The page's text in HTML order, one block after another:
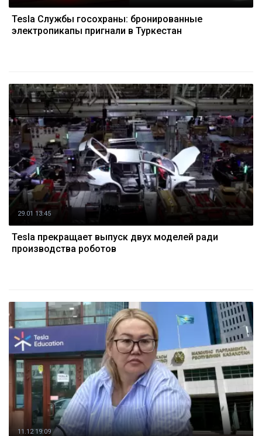
Tesla Службы госохраны: бронированные
электропикапы пригнали в Туркестан
29.01 13:45
Tesla прекращает выпуск двух моделей ради
производства роботов
11.12 19:09